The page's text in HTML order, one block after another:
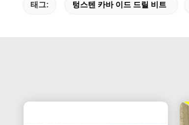
태그: 텅스텐 카바 이드 드릴 비트